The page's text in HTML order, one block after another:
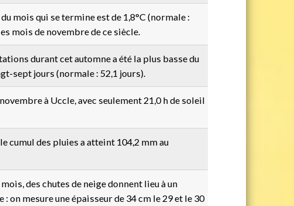
mois qui se termine est de 1,8°C (normale :
mois de novembre de ce siècle.
durant cet automne a été la plus basse du
sept jours (normale : 52,1 jours).
à Uccle, avec seulement 21,0 h de soleil
cumul des pluies a atteint 104,2 mm au
des chutes de neige donnent lieu à un
on mesure une épaisseur de 34 cm le 29 et le 30